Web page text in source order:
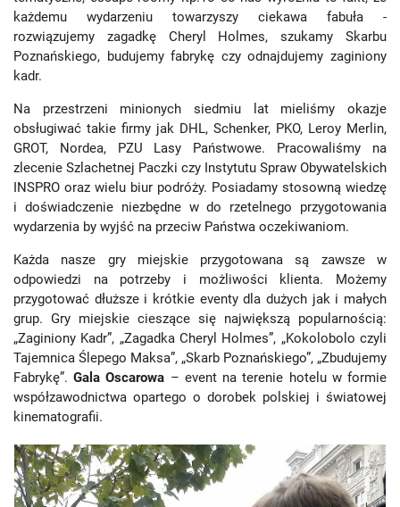
każdemu wydarzeniu towarzyszy ciekawa fabuła -
rozwiązujemy zagadkę Cheryl Holmes, szukamy Skarbu
Poznańskiego, budujemy fabrykę czy odnajdujemy zaginiony
kadr.
Na przestrzeni minionych siedmiu lat mieliśmy okazje
obsługiwać takie firmy jak DHL, Schenker, PKO, Leroy Merlin,
GROT, Nordea, PZU Lasy Państwowe. Pracowaliśmy na
zlecenie Szlachetnej Paczki czy Instytutu Spraw Obywatelskich
INSPRO oraz wielu biur podróży. Posiadamy stosowną wiedzę
i doświadczenie niezbędne w do rzetelnego przygotowania
wydarzenia by wyjść na przeciw Państwa oczekiwaniom.
Każda nasze gry miejskie przygotowana są zawsze w
odpowiedzi na potrzeby i możliwości klienta. Możemy
przygotować dłuższe i krótkie eventy dla dużych jak i małych
grup. Gry miejskie cieszące się największą popularnością:
„Zaginiony Kadr”, „Zagadka Cheryl Holmes”, „Kokolobolo czyli
Tajemnica Ślepego Maksa”, „Skarb Poznańskiego”, „Zbudujemy
Fabrykę”.Gala Oscarowa – event na terenie hotelu w formie
współzawodnictwa opartego o dorobek polskiej i światowej
kinematografii.